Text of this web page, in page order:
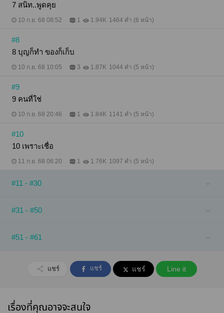
7 สนิท..พูดคุย
10 ก.ย. 68 08:52 1 1.94K 1464 คำ (6 หน้า)
#8
8 บุญก็ทำ ของก็เก็บ
10 ก.ย. 68 10:05 3 1.87K 1044 คำ (5 หน้า)
#9
9 คนที่ใช่
10 ก.ย. 68 20:46 1 1.84K 1141 คำ (5 หน้า)
#10
10 เพราะเชื่อ
11 ก.ย. 68 06:20 1 1.76K 1097 คำ (5 หน้า)
#11 - #30
#31 - #50
#51 - #61
แชร์ แชร์ แชร์ Line it
เรื่องที่คุณอาจจะสนใจ